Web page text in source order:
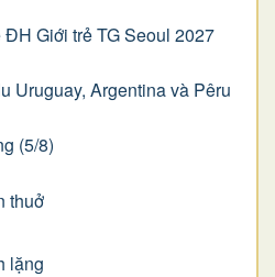
ĐH Giới trẻ TG Seoul 2027
Uruguay, Argentina và Pêru
(5/8)
thuở
lặng